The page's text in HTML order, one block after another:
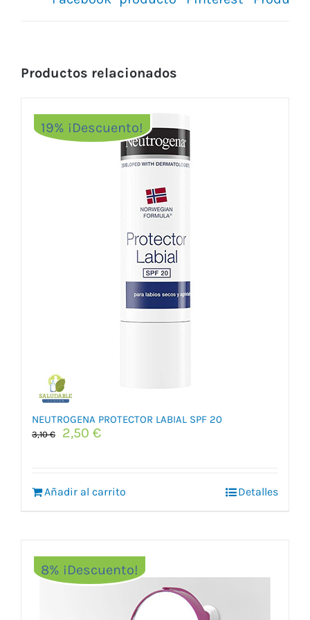
Productos relacionados
19% ¡Descuento!
NEUTROGENA PROTECTOR LABIAL SPF 20
3,10€
El
3,10 €.
2,50 €El
2,50 €.
Añadir al carrito Detalles
8% ¡Descuento!